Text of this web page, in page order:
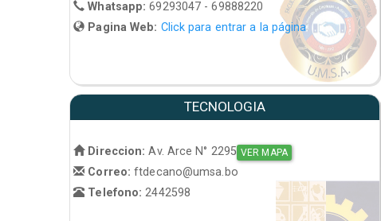
Whatsapp:69293047 - 69888220
Pagina Web: Click para entrar a la página
TECNOLOGIA
Direccion: Av. Arce N° 2295 VER MAPA
Correo:ftdecano@umsa.bo
Telefono:2442598